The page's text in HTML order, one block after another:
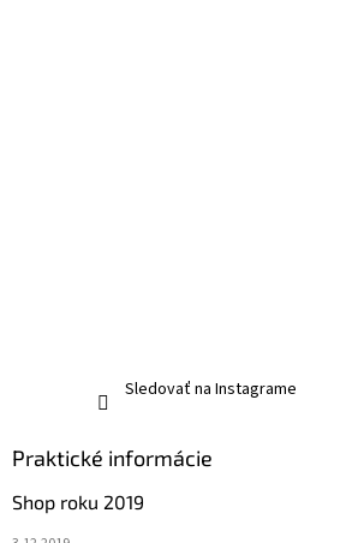
Sledovať na Instagrame
Praktické informácie
Shop roku 2019